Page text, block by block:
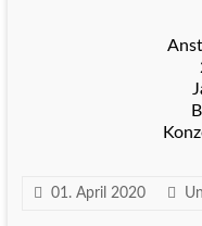
01. April 2020